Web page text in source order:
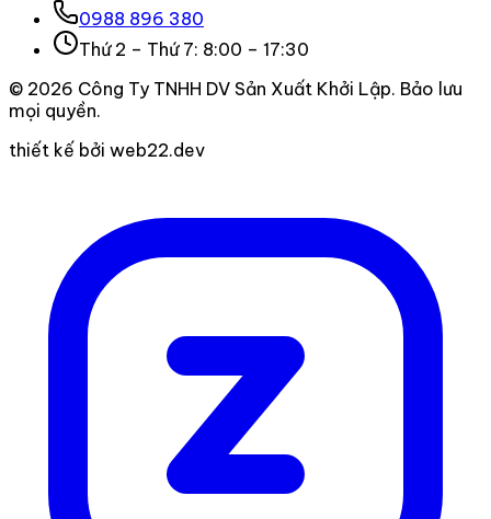
0988 896 380
Thứ 2 – Thứ 7: 8:00 – 17:30
© 2026 Công Ty TNHH DV Sản Xuất Khởi Lập. Bảo lưu
mọi quyền.
thiết kế bởi web22.dev